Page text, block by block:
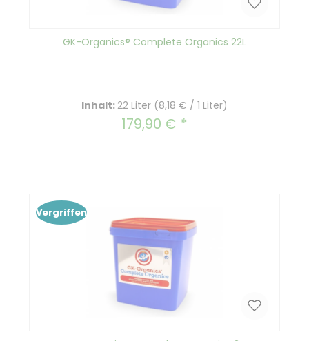
GK-Organics® Complete Organics 22L
Inhalt: 22 Liter (8,18 € / 1 Liter)
Regulärer Preis:
179,90 €
Vergriffen